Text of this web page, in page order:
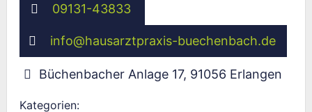
09131-43833
info@hausarztpraxis-buechenbach.de
Büchenbacher Anlage 17, 91056 Erlangen
Kategorien: